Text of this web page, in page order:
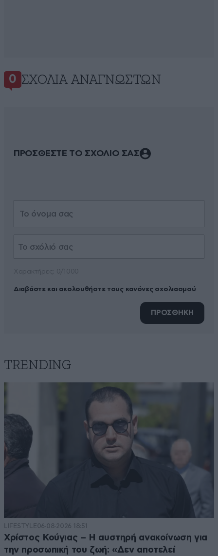
0 ΣΧΌΛΙΑ ΑΝΑΓΝΩΣΤΏΝ
ΠΡΟΣΘΕΣΤΕ ΤΟ ΣΧΟΛΙΟ ΣΑΣ
Διαβάστε και ακολουθήστε τους κανόνες σχολιασμού
ΠΡΟΣΘΗΚΗ
TRENDING
LIFESTYLE06·08·2026 18:51
Χρίστος Κούγιας – Η αυστηρή ανακοίνωση για
την προσωπική του ζωή: «Δεν αποτελεί